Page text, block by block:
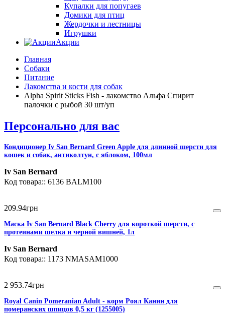
Купалки для попугаев
Домики для птиц
Жердочки и лестницы
Игрушки
Акции
Главная
Собаки
Питание
Лакомства и кости для собак
Alpha Spirit Sticks Fish - лакомство Альфа Спирит
палочки с рыбой 30 шт/уп
Персонально для вас
Кондиционер Iv San Bernard Green Apple для длинной шерсти для
кошек и собак, антиколтун, с яблоком, 100мл
Iv San Bernard
6136 BALM100
209.94грн
Маска Iv San Bernard Black Cherry для короткой шерсти, с
протеинами шелка и черной вишней, 1л
Iv San Bernard
1173 NMASAM1000
2 953.74грн
Royal Canin Pomeranian Adult - корм Роял Канин для
померанских шпицов 0,5 кг (1255005)